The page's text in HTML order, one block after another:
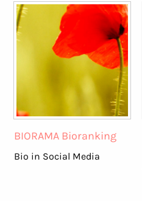
BIORAMA Bioranking
Bio in Social Media